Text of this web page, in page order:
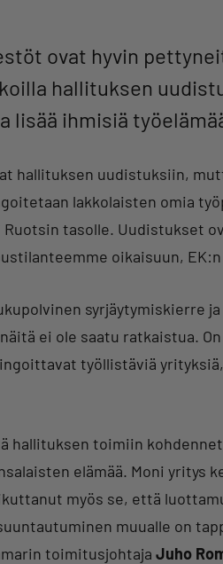
ovat hyvin
hallituksen
lisää ihmisiä
hallituksen uudistuksiin,
lakkolaisten omia
tasolle. Uudistukset
oikaisuun,
syrjäytymiskierre
ei ole saatu ratkaistua.
työllistäviä
hallituksen toimiin
elämää. Moni yritys
myös se, että
muualle on
toimitusjohtaja Juho